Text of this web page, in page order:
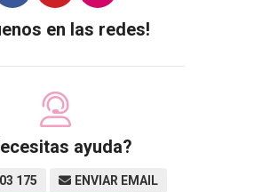
en las redes!
ayuda?
175 ENVIAR EMAIL